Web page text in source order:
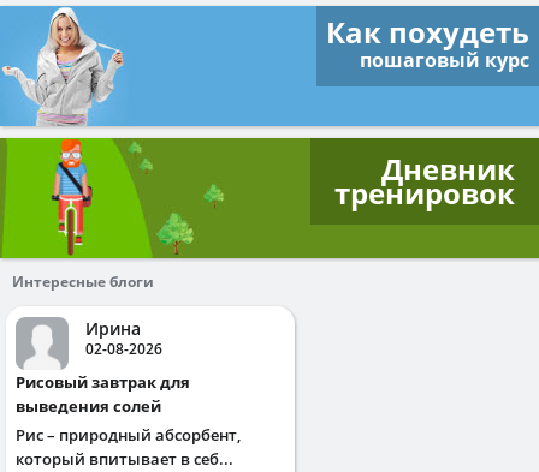
Как похудеть
пошаговый курс
Дневник
тренировок
Интересные блоги
Ирина
02-08-2026
Рисовый завтрак для
выведения солей
Рис – природный абсорбент,
который впитывает в себ...